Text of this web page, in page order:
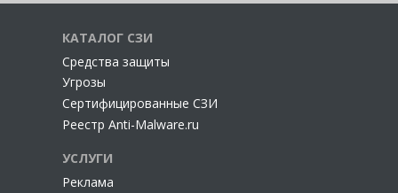
КАТАЛОГ СЗИ
Cредства защиты
Угрозы
Сертифицированные СЗИ
Реестр Anti-Malware.ru
УСЛУГИ
Реклама